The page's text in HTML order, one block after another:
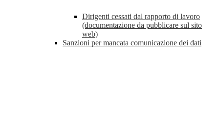
Dirigenti cessati dal rapporto di lavoro
(documentazione da pubblicare sul sito
web)
Sanzioni per mancata comunicazione dei dati